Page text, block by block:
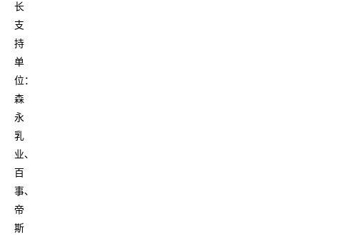
长
支
持
单
位：
森
永
乳
业、
百
事、
帝
斯